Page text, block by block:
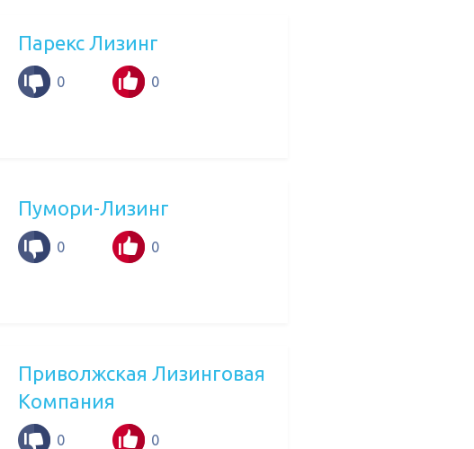
Парекс Лизинг
0 0
Пумори-Лизинг
0 0
Приволжская Лизинговая
Компания
0 0